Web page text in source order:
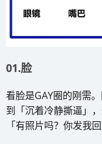
01.脸
看脸是GAY圈的刚需
到「沉着冷静撕逼」
「有照片吗？你发我回